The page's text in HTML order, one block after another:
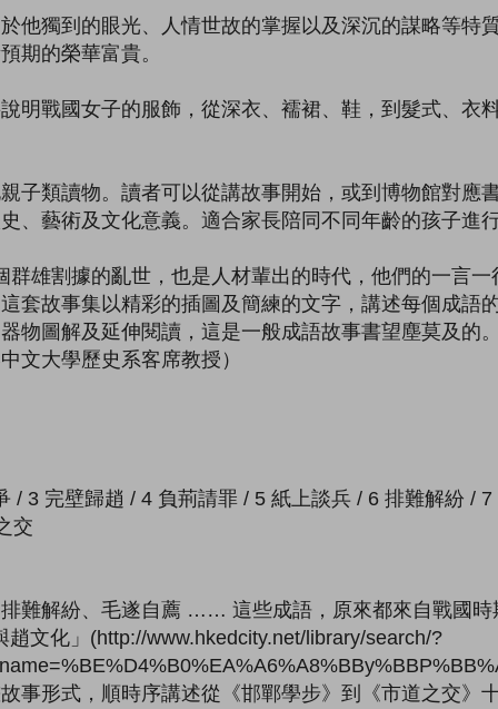
他獨到的眼光、人情世故的掌握以及深沉的謀略等特
期的榮華富貴。
明戰國女子的服飾，從深衣、襦裙、鞋，到髮式、衣
子類讀物。讀者可以從講故事開始，或到博物館對應
、藝術及文化意義。適合家長陪同不同年齡的孩子進
群雄割據的亂世，也是人材輩出的時代，他們的一言
套故事集以精彩的插圖及簡練的文字，講述每個成語
物圖解及延伸閱讀，這是一般成語故事書望塵莫及的
大學歷史系客席教授）
/ 3 完壁歸趙 / 4 負荊請罪 / 5 紙上談兵 / 6 排難解紛 /
交
難解紛、毛遂自薦 …… 這些成語，原來都來自戰國時
文化」(http://www.hkedcity.net/library/search/?
事形式，順時序講述從《邯鄲學步》到《市道之交》